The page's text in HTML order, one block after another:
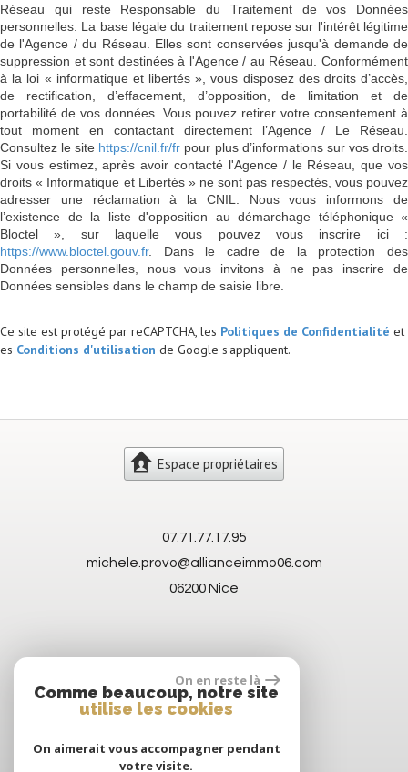
Réseau qui reste Responsable du Traitement de vos Données
personnelles. La base légale du traitement repose sur l'intérêt légitime
de l'Agence / du Réseau. Elles sont conservées jusqu'à demande de
suppression et sont destinées à l'Agence / au Réseau. Conformément
à la loi « informatique et libertés », vous disposez des droits d’accès,
de rectification, d’effacement, d’opposition, de limitation et de
portabilité de vos données. Vous pouvez retirer votre consentement à
tout moment en contactant directement l’Agence / Le Réseau.
Consultez le site https://cnil.fr/fr pour plus d’informations sur vos droits.
Si vous estimez, après avoir contacté l'Agence / le Réseau, que vos
droits « Informatique et Libertés » ne sont pas respectés, vous pouvez
adresser une réclamation à la CNIL. Nous vous informons de
l’existence de la liste d'opposition au démarchage téléphonique «
Bloctel », sur laquelle vous pouvez vous inscrire ici :
https://www.bloctel.gouv.fr. Dans le cadre de la protection des
Données personnelles, nous vous invitons à ne pas inscrire de
Données sensibles dans le champ de saisie libre.
Ce site est protégé par reCAPTCHA, les Politiques de Confidentialité et
es Conditions d'utilisation de Google s'appliquent.
Espace propriétaires
07.71.77.17.95
michele.provo@allianceimmo06.com
06200Nice
On en reste là
Comme beaucoup, notre site
utilise les cookies
On aimerait vous accompagner pendant
votre visite.